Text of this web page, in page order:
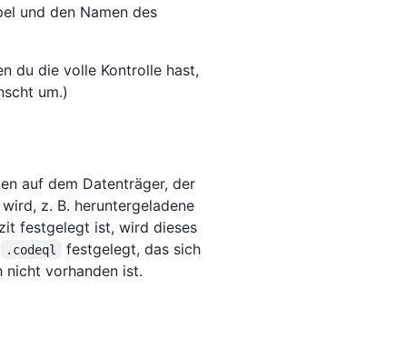
und den Namen des
du die volle Kontrolle hast,
um.)
auf dem Datenträger, der
z. B. heruntergeladene
festgelegt ist, wird dieses
.codeql
festgelegt, das sich
nicht vorhanden ist.